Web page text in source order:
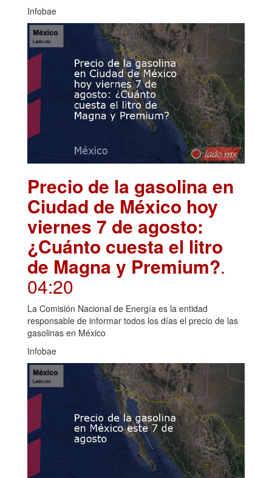
Infobae
Precio de la gasolina en
Ciudad de México hoy
viernes 7 de agosto:
¿Cuánto cuesta el litro
de Magna y Premium?.
04:20
La Comisión Nacional de Energía es la entidad
responsable de informar todos los días el precio de las
gasolinas en México
Infobae